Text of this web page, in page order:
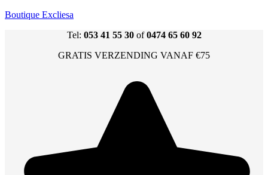
Boutique Excliesa
Tel: 053 41 55 30of0474 65 60 92
GRATIS VERZENDING VANAF €75